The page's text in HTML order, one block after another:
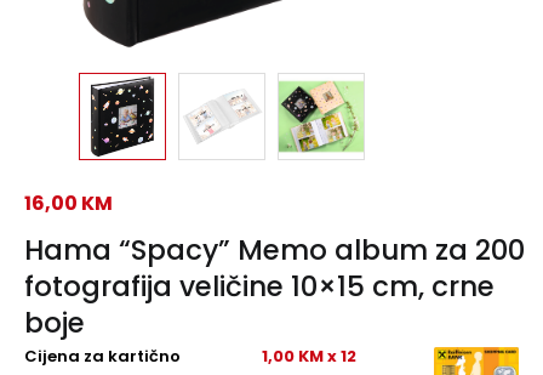
Hama “Spacy” Memo album za 200
fotografija veličine 10×15 cm, crne
boje
16,00 KM
Cijena za kartično
1,00 KM x 12